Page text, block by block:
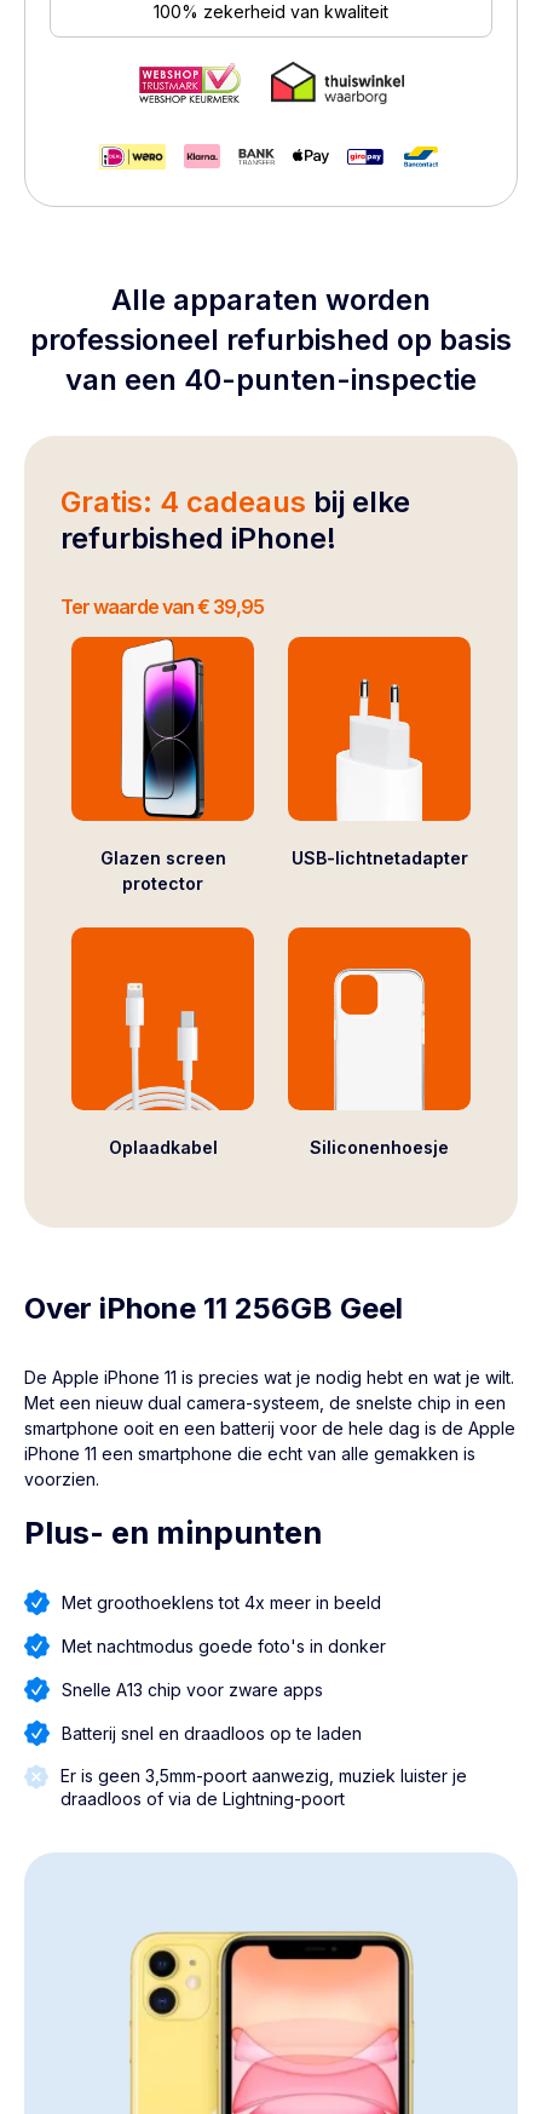
100% zekerheid van kwaliteit
Alle apparaten worden
professioneel refurbished op basis
van een 40-punten-inspectie
Gratis: 4 cadeaus bij elke
refurbished iPhone!
Ter waarde van € 39,95
Glazen screen
protector
USB-lichtnetadapter
Oplaadkabel Siliconenhoesje
Over iPhone 11 256GB Geel
De Apple iPhone 11 is precies wat je nodig hebt en wat je wilt.
Met een nieuw dual camera-systeem, de snelste chip in een
smartphone ooit en een batterij voor de hele dag is de Apple
iPhone 11 een smartphone die echt van alle gemakken is
voorzien.
Plus- en minpunten
Met groothoeklens tot 4x meer in beeld
Met nachtmodus goede foto's in donker
Snelle A13 chip voor zware apps
Batterij snel en draadloos op te laden
Er is geen 3,5mm-poort aanwezig, muziek luister je
draadloos of via de Lightning-poort